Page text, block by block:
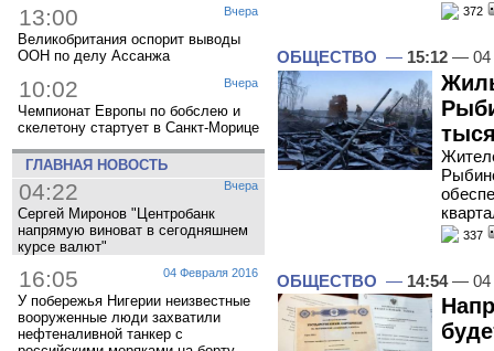
Вчера
13:00
Великобритания оспорит выводы
ООН по делу Ассанжа
Вчера
10:02
Чемпионат Европы по бобслею и
скелетону стартует в Санкт-Морице
ГЛАВНАЯ НОВОСТЬ
Вчера
04:22
Сергей Миронов "Центробанк
напрямую виноват в сегодняшнем
курсе валют"
04 Февраля 2016
16:05
У побережья Нигерии неизвестные
вооруженные люди захватили
нефтеналивной танкер с
372
ОБЩЕСТВО — 15:12 — 04
337
ОБЩЕСТВО — 14:54— 04